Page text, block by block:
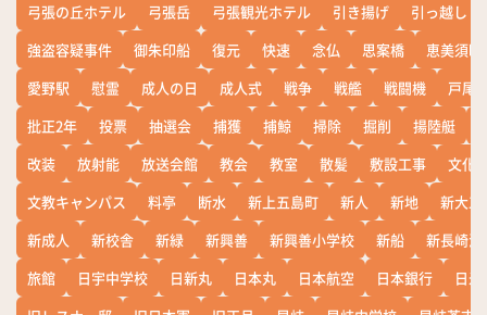
弓張の丘ホテル
弓張岳 弓張観光ホテル 引き揚げ
引っ越し
強盗容疑事件
御朱印船 復元 快速 念仏 思案橋
恵美須町
愛野駅
慰霊 成人の日 成人式 戦争 戦艦 戦闘機
戸尾
批正2年
投票 抽選会 捕獲 捕鯨 掃除 掘削 揚陸艇
改装
放射能 放送会館 教会 教室 散髪 敷設工事
文化
文教キャンパス
料亭 断水 新上五島町 新人 新地
新大工
新成人
新校舎 新緑 新興善 新興善小学校 新船
新長崎漁
旅館
日宇中学校 日新丸 日本丸 日本航空 日本銀行
日